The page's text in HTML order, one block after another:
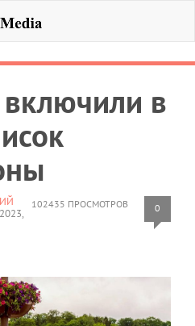
включили в
102435 ПРОСМОТРОВ 0